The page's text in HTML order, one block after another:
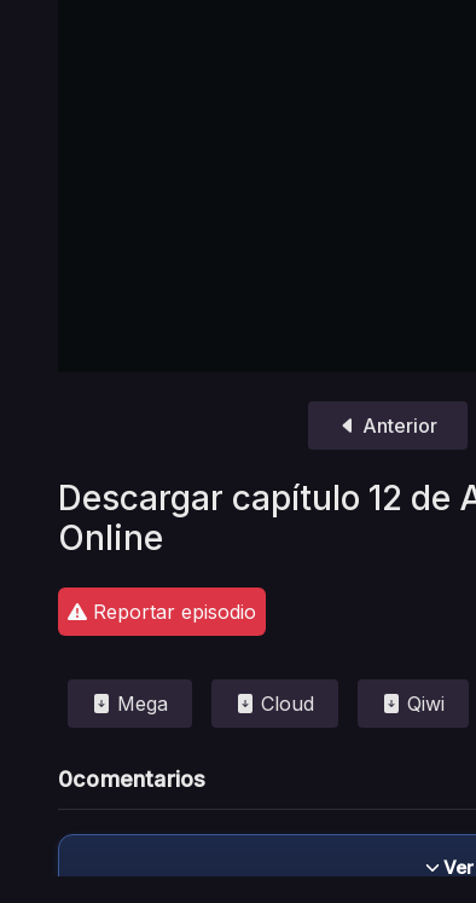
Anterior
Descargar capítulo 12 de
Online
Reportar episodio
Mega Cloud Qiwi
0comentarios